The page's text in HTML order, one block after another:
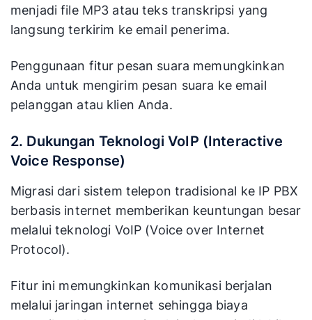
menjadi file MP3 atau teks transkripsi yang
langsung terkirim ke email penerima.
Penggunaan fitur pesan suara memungkinkan
Anda untuk mengirim pesan suara ke email
pelanggan atau klien Anda.
2. Dukungan Teknologi VoIP (Interactive
Voice Response)
Migrasi dari sistem telepon tradisional ke IP PBX
berbasis internet memberikan keuntungan besar
melalui teknologi VoIP (Voice over Internet
Protocol).
Fitur ini memungkinkan komunikasi berjalan
melalui jaringan internet sehingga biaya